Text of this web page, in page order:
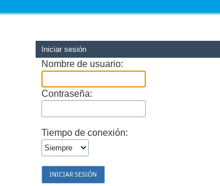
Iniciar sesión
Nombre de usuario:
Contraseña:
Tiempo de conexión: